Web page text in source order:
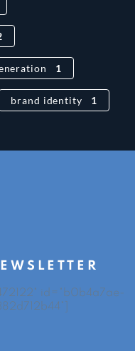
1
brand identity 1
id="b0b4a7ae-